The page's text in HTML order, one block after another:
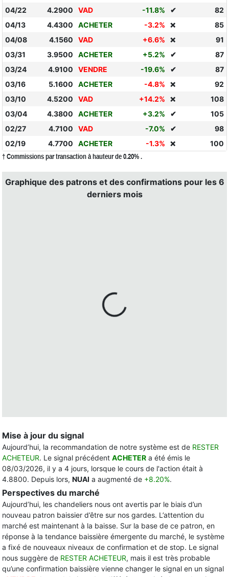
04/22
4.2900 VAD -11.8% ✔
82
04/13
4.4300 ACHETER -3.2% ❌
85
04/08
4.1560 VAD +6.6% ❌
91
03/31
3.9500 ACHETER +5.2% ✔
87
03/24
4.9100 VENDRE -19.6% ✔
87
03/16
5.1600 ACHETER -4.8% ❌
92
03/10
4.5200 VAD +14.2% ❌
108
03/04
4.3800 ACHETER +3.2% ✔
105
02/27
4.7100 VAD -7.0% ✔
98
02/19
4.7700 ACHETER -1.3% ❌ 100
† Commissions par transaction à hauteur de 0.20% .
Graphique des patrons et des confirmations pour les 6
derniers mois
Mise à jour du signal
Aujourd’hui, la recommandation de notre système est de RESTER
ACHETEUR. Le signal précédent ACHETER a été émis le
08/03/2026, il y a 4 jours, lorsque le cours de l'action était à
4.8800. Depuis lors, NUAI a augmenté de +8.20%.
Perspectives du marché
Aujourd’hui, les chandeliers nous ont avertis par le biais d’un
nouveau patron baissier d’être sur nos gardes. L’attention du
marché est maintenant à la baisse. Sur la base de ce patron, en
réponse à la tendance baissière émergente du marché, le système
a fixé de nouveaux niveaux de confirmation et de stop. Le signal
nous suggère de RESTER ACHETEUR, mais il est très probable
qu’une confirmation baissière vienne changer le signal en un signal